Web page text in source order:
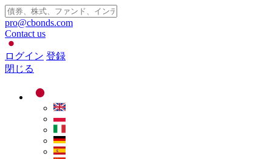
pro@cbonds.com
Contact us
ログイン 登録
閉じる